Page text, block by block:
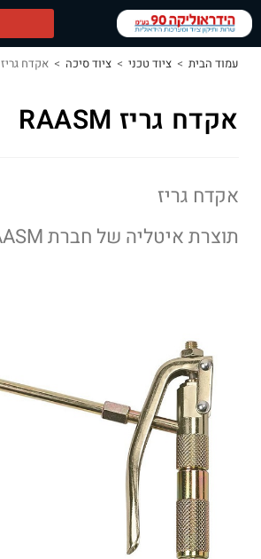
עמוד הבית > ציוד טכני > ציוד סיכה > אקדח גריז RAASM
אקדח גריז RAASM
אקדח גריז
תוצרת איטליה של חברת RAASM